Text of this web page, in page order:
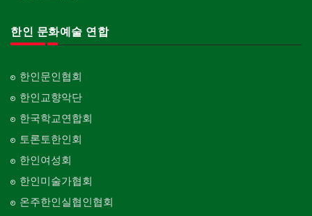
한인 문화예술 연합
한인문인협회
한인교향악단
한국학교연합회
토론토한인회
한인여성회
한인미술가협회
온주한인실협인협회